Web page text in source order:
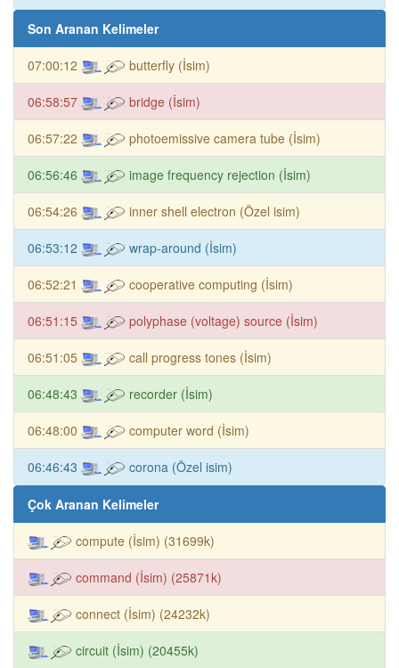
Son Aranan Kelimeler
07:00:12 butterfly (İsim)
06:58:57 bridge (İsim)
06:57:22 photoemissive camera tube (İsim)
06:56:46 image frequency rejection (İsim)
06:54:26 inner shell electron (Özel isim)
06:53:12 wrap-around (İsim)
06:52:21 cooperative computing (İsim)
06:51:15 polyphase (voltage) source (İsim)
06:51:05 call progress tones (İsim)
06:48:43 recorder (İsim)
06:48:00 computer word (İsim)
06:46:43 corona (Özel isim)
Çok Aranan Kelimeler
compute (İsim) (31699k)
command (İsim) (25871k)
connect (İsim) (24232k)
circuit (İsim) (20455k)